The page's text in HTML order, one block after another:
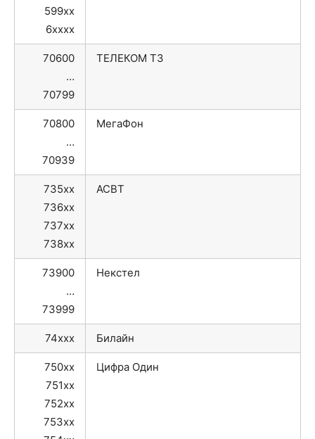
599xx
6xxxx
70600
…
70799
ТЕЛЕКОМ ТЗ
70800
…
70939
МегаФон
735xx
736xx
737xx
738xx
АСВТ
73900
…
73999
Некстел
74xxx Билайн
750xx
751xx
752xx
753xx
Цифра Один